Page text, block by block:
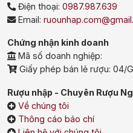
Điện thoại:0987.987.639
Email:
Chứng nhận kinh doanh
Mã số doanh nghiệp:
Giấy phép bán lẻ rượu: 04/
Rượu nhập - Chuyên Rượu
Về chúng tôi
Thông cáo báo chí